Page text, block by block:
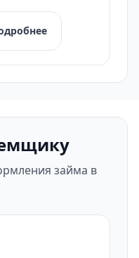
займа в